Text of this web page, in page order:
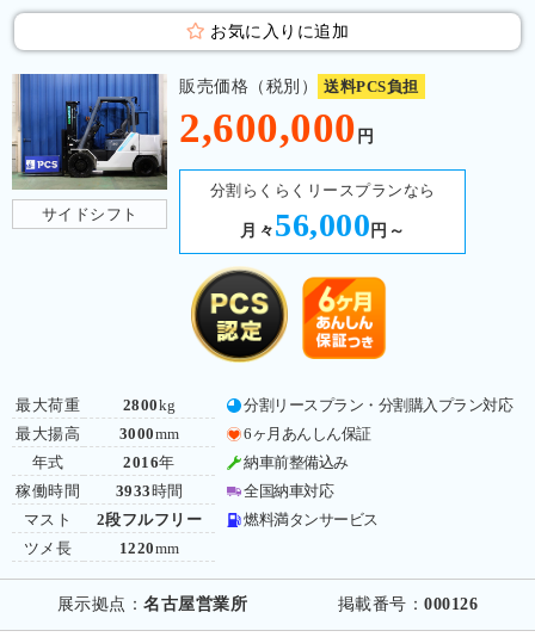
お気に入りに追加
サイドシフト
販売価格（税別） 送料PCS負担
2,600,000 円
分割らくらくリースプランなら
月々 56,000 円～
最大荷重
最大揚高
年式
稼働時間
マスト
ツメ長
2800kg
3000mm
2016年
3933 時間
2段フルフリー
1220mm
分割リースプラン・分割購入プラン対応
6ヶ月あんしん保証
納車前整備込み
全国納車対応
燃料満タンサービス
展示拠点：名古屋営業所 掲載番号：000126